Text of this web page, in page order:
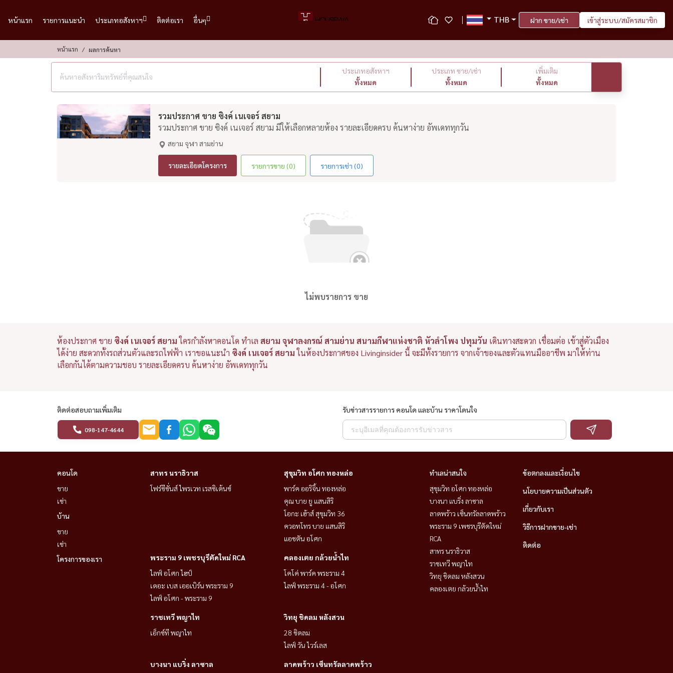
หน้าแรก รายการแนะนำ ประเภทอสังหาฯ ติดต่อเรา อื่นๆ THB ฝาก ขาย/เช่า เข้าสู่ระบบ/สมัครสมาชิก
หน้าแรก ผลการค้นหา
ประเภทอสังหาฯ
ทั้งหมด
ประเภท ขาย/เช่า
ทั้งหมด
เพิ่มเติม
ทั้งหมด
รวมประกาศ ขาย ซิงค์ เนเจอร์ สยาม
รวมประกาศ ขาย ซิงค์ เนเจอร์ สยาม มีให้เลือกหลายห้อง รายละเอียดครบ ค้นหาง่าย อัพเดททุกวัน
สยาม จุฬา สามย่าน
รายละเอียดโครงการ รายการขาย (0) รายการเช่า (0)
ไม่พบรายการ ขาย
ห้องประกาศ ขาย ซิงค์ เนเจอร์ สยามใครกำลังหาคอนโด ทำเล สยาม จุฬาลงกรณ์ สามย่าน สนามกีฬาแห่งชาติ หัวลำโพง ปทุมวัน เดินทางสะดวก เชื่อมต่อ เข้าสู่ตัวเมือง
ได้ง่าย สะดวกทั้งรถส่วนตัวและรถไฟฟ้า เราขอแนะนำ ซิงค์ เนเจอร์ สยามในห้องประกาศของ Livinginsider นี้ จะมีทั้งรายการ จากเจ้าของและตัวแทนมืออาชีพ มาให้ท่าน
เลือกกันได้ตามความชอบ รายละเอียดครบ ค้นหาง่าย อัพเดททุกวัน
ติดต่อสอบถามเพิ่มเติม
098-147-4644
รับข่าวสารรายการ คอนโด และบ้าน ราคาโดนใจ
คอนโด
ขาย
เช่า
บ้าน
ขาย
เช่า
โครงการของเรา
สาทร นราธิวาส
โฟร์ซีซั่นส์ ไพรเวท เรสซิเด้นซ์
สุขุมวิท อโศก ทองหล่อ
พาร์ค ออริจิ้น ทองหล่อ
คุณ บาย ยู แสนสิริ
โอกะ เฮ้าส์ สุขุมวิท 36
ควอทโทร บาย แสนสิริ
แอชตัน อโศก
พระราม 9 เพชรบุรีตัดใหม่ RCA
ไลฟ์ อโศก ไฮป์
เดอะ เบส เออเบิร์น พระราม 9
ไลฟ์ อโศก - พระราม 9
คลองเตย กล้วยน้ำไท
โคโค่ พาร์ค พระราม 4
ไลฟ์ พระราม 4 - อโศก
ราชเทวี พญาไท
เอ็กซ์ที พญาไท
วิทยุ ชิดลม หลังสวน
28 ชิดลม
ไลฟ์ วัน ไวร์เลส
บางนา แบริ่ง ลาซาล ลาดพร้าว เซ็นทรัลลาดพร้าว
ทำเลน่าสนใจ
สุขุมวิท อโศก ทองหล่อ
บางนา แบริ่ง ลาซาล
ลาดพร้าว เซ็นทรัลลาดพร้าว
พระราม 9 เพชรบุรีตัดใหม่
RCA
สาทร นราธิวาส
ราชเทวี พญาไท
วิทยุ ชิดลม หลังสวน
คลองเตย กล้วยน้ำไท
ข้อตกลงและเงื่อนไข
นโยบายความเป็นส่วนตัว
เกี่ยวกับเรา
วิธีการฝากขาย-เช่า
ติดต่อ